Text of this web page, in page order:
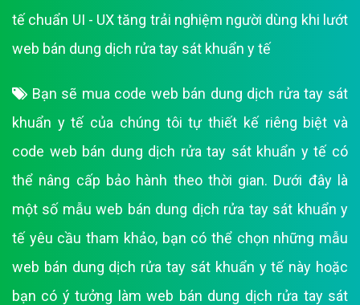
tế chuẩn UI - UX tăng trải nghiệm người dùng khi lướt
web bán dung dịch rửa tay sát khuẩn y tế
Bạn sẽ mua code web bán dung dịch rửa tay sát
khuẩn y tế của chúng tôi tự thiết kế riêng biệt và
code web bán dung dịch rửa tay sát khuẩn y tế có
thể nâng cấp bảo hành theo thời gian. Dưới đây là
một số mẫu web bán dung dịch rửa tay sát khuẩn y
tế yêu cầu tham khảo, bạn có thể chọn những mẫu
web bán dung dịch rửa tay sát khuẩn y tế này hoặc
bạn có ý tưởng làm web bán dung dịch rửa tay sát